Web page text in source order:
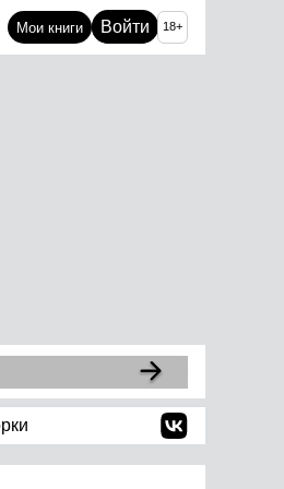
Мои книги Войти 18+